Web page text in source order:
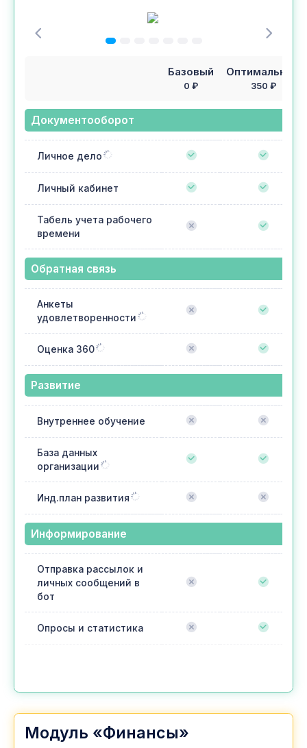
Базовый
0 ₽
Оптимальный
350 ₽
Документооборот
Личное дело
Личный кабинет
Табель учета рабочего
времени
Обратная связь
Анкеты
удовлетворенности
Оценка 360
Развитие
Внутреннее обучение
База данных
организации
Инд.план развития
Информирование
Отправка рассылок и
личных сообщений в
бот
Опросы и статистика
Модуль «Финансы»